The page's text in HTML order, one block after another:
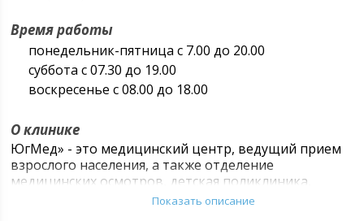
Время работы
понедельник-пятница с 7.00 до 20.00
суббота с 07.30 до 19.00
воскресенье с 08.00 до 18.00
О клинике
ЮгМед» - это медицинский центр, ведущий прием
взрослого населения, а также отделение
медицинских осмотров, детская поликлиника,
психо-наркологический центр и клинико-
Показать описание